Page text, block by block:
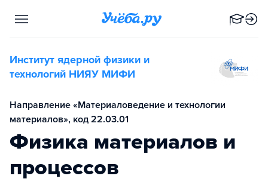
Институт ядерной физики и
технологий НИЯУ МИФИ
Направление «Материаловедение и технологии
материалов», код 22.03.01
Физика материалов и
процессов